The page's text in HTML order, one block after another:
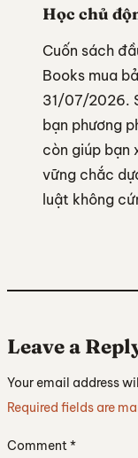
Học chủ
Cuốn sách
Books mua
31/07/2026.
bạn phương
còn giúp bạn
vững chắc
luật không
Leave a
Your email address
Required fields are
Comment*